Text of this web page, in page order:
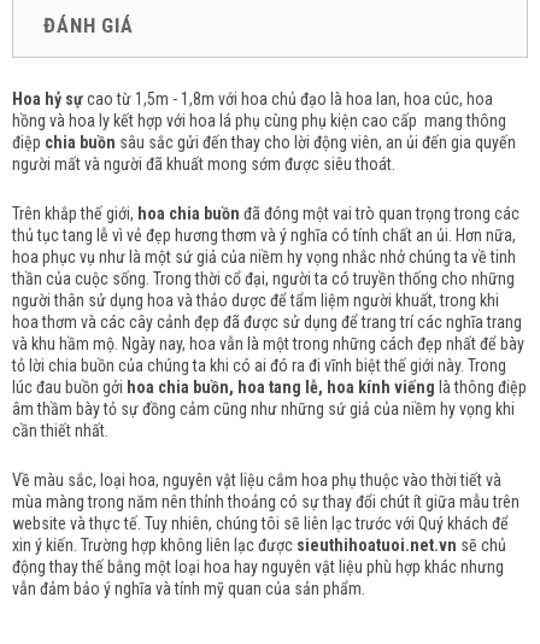
ĐÁNH GIÁ
Hoa hỷ sựcao từ 1,5m - 1,8m với hoa chủ đạo là hoa lan, hoa cúc, hoa
hồng và hoa ly kết hợp với hoa lá phụ cùng phụ kiện cao cấp mang thông
điệp chia buồn sâu sắc gửi đến thay cho lời động viên, an ủi đến gia quyến
người mất và người đã khuất mong sớm được siêu thoát.
Trên khắp thế giới, hoa chia buồn đã đóng một vai trò quan trọng trong các
thủ tục tang lễ vì vẻ đẹp hương thơm và ý nghĩa có tính chất an ủi. Hơn nữa,
hoa phục vụ như là một sứ giả của niềm hy vọng nhắc nhở chúng ta về tinh
thần của cuộc sống. Trong thời cổ đại, người ta có truyền thống cho những
người thân sử dụng hoa và thảo dược để tẩm liệm người khuất, trong khi
hoa thơm và các cây cảnh đẹp đã được sử dụng để trang trí các nghĩa trang
và khu hầm mộ. Ngày nay, hoa vẫn là một trong những cách đẹp nhất để bày
tỏ lời chia buồn của chúng ta khi có ai đó ra đi vĩnh biệt thế giới này. Trong
lúc đau buồn gởi hoa chia buồn, hoa tang lễ, hoa kính viếng là thông điệp
âm thầm bày tỏ sự đồng cảm cũng như những sứ giả của niềm hy vọng khi
cần thiết nhất.
Về màu sắc, loại hoa, nguyên vật liệu cắm hoa phụ thuộc vào thời tiết và
mùa màng trong năm nên thỉnh thoảng có sự thay đổi chút ít giữa mẫu trên
website và thực tế. Tuy nhiên, chúng tôi sẽ liên lạc trước với Quý khách để
xin ý kiến. Trường hợp không liên lạc được sieuthihoatuoi.net.vn sẽ chủ
động thay thế bằng một loại hoa hay nguyên vật liệu phù hợp khác nhưng
vẫn đảm bảo ý nghĩa và tính mỹ quan của sản phẩm.